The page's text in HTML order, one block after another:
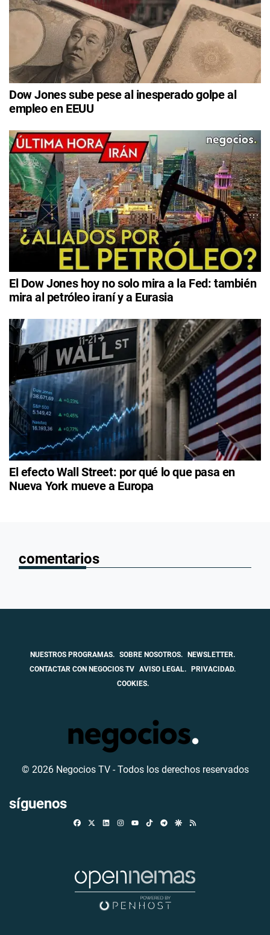
Dow Jones sube pese al inesperado golpe al
empleo en EEUU
El Dow Jones hoy no solo mira a la Fed: también
mira al petróleo iraní y a Eurasia
El efecto Wall Street: por qué lo que pasa en
Nueva York mueve a Europa
comentarios
NUESTROS PROGRAMAS. SOBRE NOSOTROS.
NEWSLETTER.
CONTACTAR CON NEGOCIOS TV AVISO LEGAL.
PRIVACIDAD.
COOKIES.
© 2026 Negocios TV - Todos los derechos reservados
síguenos
FacebookLinkedinInstagramTikTokTelegramGoogle Discover